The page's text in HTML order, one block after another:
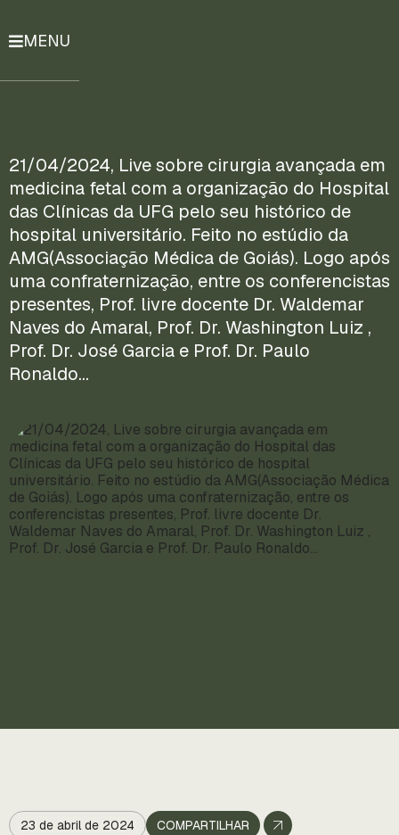
Currículo
Lattes
Mais
ENTRE
EM
CONTATO
MENU
21/04/2024, Live sobre cirurgia avançada em
medicina fetal com a organização do Hospital
das Clínicas da UFG pelo seu histórico de
hospital universitário. Feito no estúdio da
AMG(Associação Médica de Goiás). Logo após
uma confraternização, entre os conferencistas
presentes, Prof. livre docente Dr. Waldemar
Naves do Amaral, Prof. Dr. Washington Luiz ,
Prof. Dr. José Garcia e Prof. Dr. Paulo
Ronaldo…
23 de abril de 2024 COMPARTILHAR